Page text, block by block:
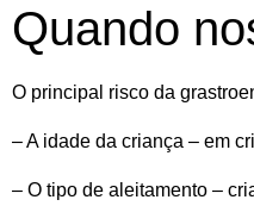
Quando
O principal risco da
– A idade da criança – em
– O tipo de aleitamento –